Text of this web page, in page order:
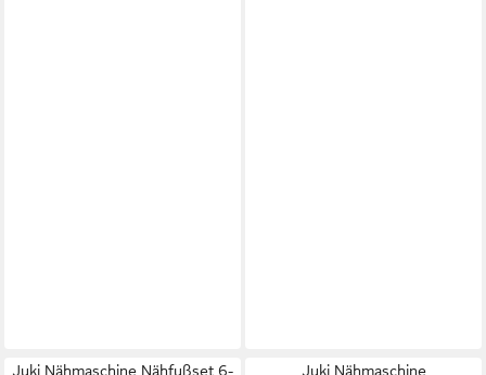
Juki Nähmaschine Nähfußset 6-
Juki Nähmaschine